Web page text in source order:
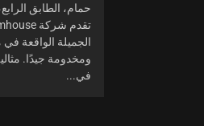
حمام، الطابق
الجميلة الواقعة
ومخدومة جيدًا.
في...